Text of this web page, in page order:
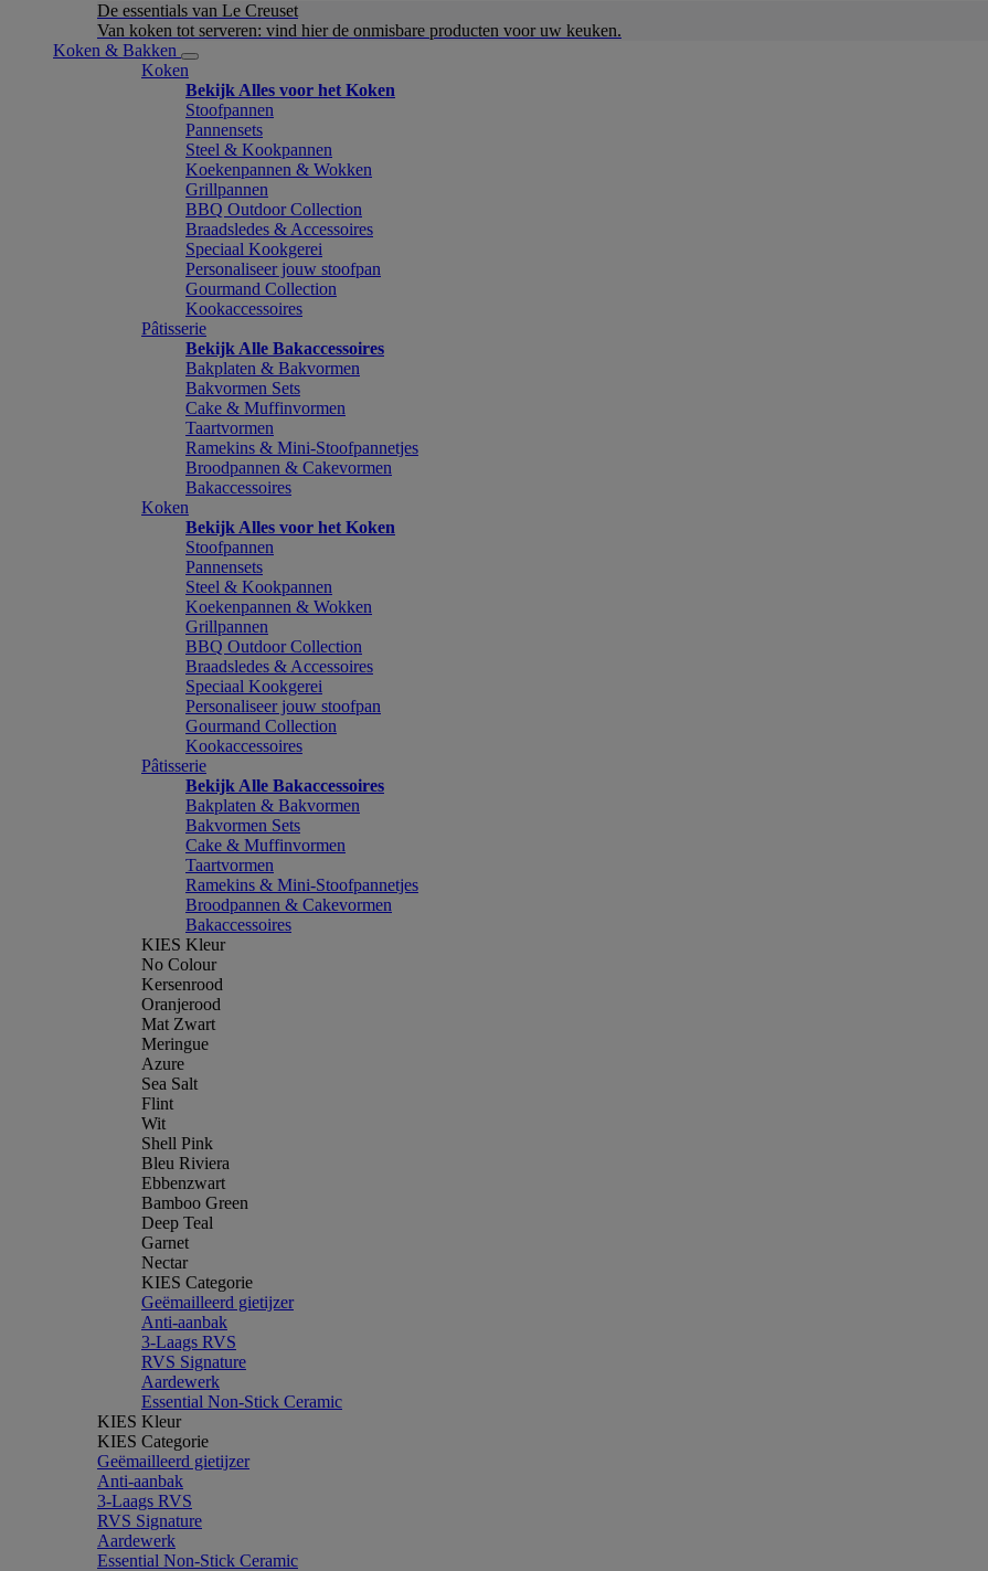
De essentials van Le Creuset
Van koken tot serveren: vind hier de onmisbare producten voor uw keuken.
Koken & Bakken
Koken
Bekijk Alles voor het Koken
Stoofpannen
Pannensets
Steel & Kookpannen
Koekenpannen & Wokken
Grillpannen
BBQ Outdoor Collection
Braadsledes & Accessoires
Speciaal Kookgerei
Personaliseer jouw stoofpan
Gourmand Collection
Kookaccessoires
Pâtisserie
Bekijk Alle Bakaccessoires
Bakplaten & Bakvormen
Bakvormen Sets
Cake & Muffinvormen
Taartvormen
Ramekins & Mini-Stoofpannetjes
Broodpannen & Cakevormen
Bakaccessoires
Koken
Bekijk Alles voor het Koken
Stoofpannen
Pannensets
Steel & Kookpannen
Koekenpannen & Wokken
Grillpannen
BBQ Outdoor Collection
Braadsledes & Accessoires
Speciaal Kookgerei
Personaliseer jouw stoofpan
Gourmand Collection
Kookaccessoires
Pâtisserie
Bekijk Alle Bakaccessoires
Bakplaten & Bakvormen
Bakvormen Sets
Cake & Muffinvormen
Taartvormen
Ramekins & Mini-Stoofpannetjes
Broodpannen & Cakevormen
Bakaccessoires
KIES Kleur
No Colour
Kersenrood
Oranjerood
Mat Zwart
Meringue
Azure
Sea Salt
Flint
Wit
Shell Pink
Bleu Riviera
Ebbenzwart
Bamboo Green
Deep Teal
Garnet
Nectar
KIES Categorie
Geëmailleerd gietijzer
Anti-aanbak
3-Laags RVS
RVS Signature
Aardewerk
Essential Non-Stick Ceramic
KIES Kleur
KIES Categorie
Geëmailleerd gietijzer
Anti-aanbak
3-Laags RVS
RVS Signature
Aardewerk
Essential Non-Stick Ceramic